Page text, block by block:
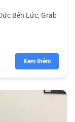
Bến Lức, Grab
Xem thêm